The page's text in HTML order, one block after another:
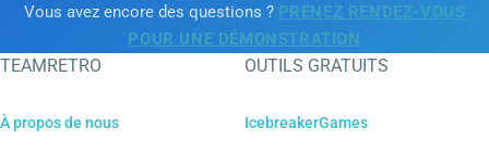
Vous avez encore des questions ? PRENEZ RENDEZ-VOUS
POUR UNE DÉMONSTRATION
TEAMRETRO
À propos de nous
OUTILS GRATUITS
IcebreakerGames